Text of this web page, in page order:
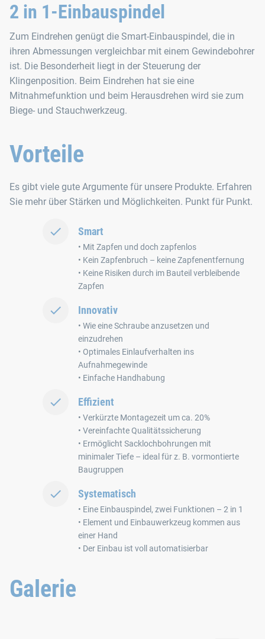
2 in 1-Einbauspindel
Zum Eindrehen genügt die Smart-Einbauspindel, die in
ihren Abmessungen vergleichbar mit einem Gewindebohrer
ist. Die Besonderheit liegt in der Steuerung der
Klingenposition. Beim Eindrehen hat sie eine
Mitnahmefunktion und beim Herausdrehen wird sie zum
Biege- und Stauchwerkzeug.
Vorteile
Es gibt viele gute Argumente für unsere Produkte. Erfahren
Sie mehr über Stärken und Möglichkeiten. Punkt für Punkt.
Smart
• Mit Zapfen und doch zapfenlos
• Kein Zapfenbruch – keine Zapfenentfernung
• Keine Risiken durch im Bauteil verbleibende
Zapfen
Innovativ
• Wie eine Schraube anzusetzen und
einzudrehen
• Optimales Einlaufverhalten ins
Aufnahmegewinde
• Einfache Handhabung
Effizient
• Verkürzte Montagezeit um ca. 20%
• Vereinfachte Qualitätssicherung
• Ermöglicht Sacklochbohrungen mit
minimaler Tiefe – ideal für z. B. vormontierte
Baugruppen
Systematisch
• Eine Einbauspindel, zwei Funktionen – 2 in 1
• Element und Einbauwerkzeug kommen aus
einer Hand
• Der Einbau ist voll automatisierbar
Galerie